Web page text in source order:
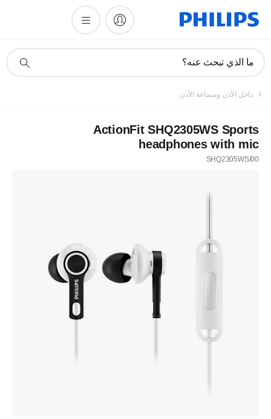
دعم
ما الذي تبحث عنه؟
داخل الأذن وسماعة الأذن
ActionFit SHQ2305WS Sports
headphones with mic
SHQ2305WS/00